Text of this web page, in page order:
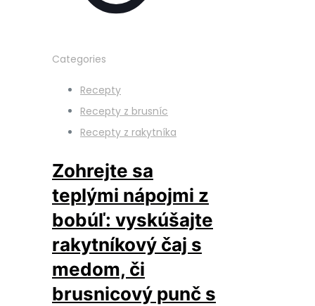
Categories
Recepty
Recepty z brusníc
Recepty z rakytníka
Zohrejte sa
teplými nápojmi z
bobúľ: vyskúšajte
rakytníkový čaj s
medom, či
brusnicový punč s